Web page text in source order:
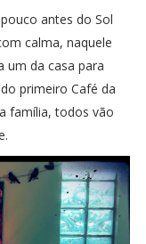
antes do Sol
calma, naquele
um da casa para
primeiro Café da
família, todos vão